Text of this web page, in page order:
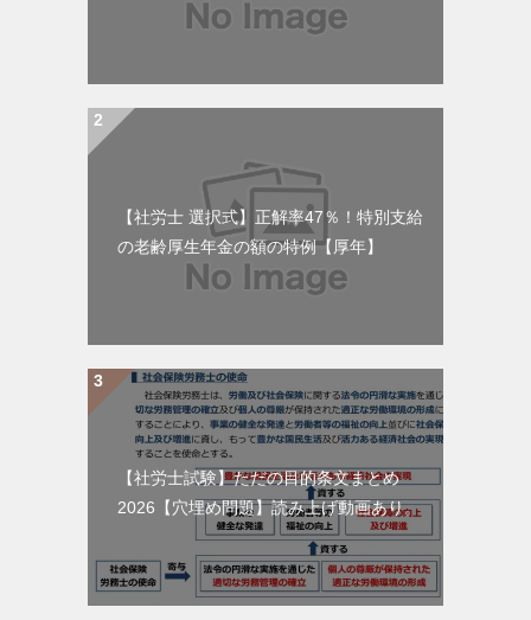
【社労士 選択式】正解率47％！特別支給
の老齢厚生年金の額の特例【厚年】
【社労士試験】ただの目的条文まとめ
2026【穴埋め問題】読み上げ動画あり。